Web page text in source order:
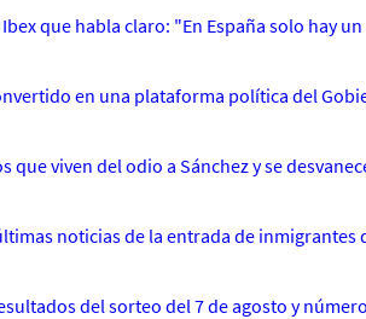
Ibex que habla claro: "En España solo hay
en una plataforma política del
que viven del odio a Sánchez y se
noticias de la entrada de inmigrantes
del sorteo del 7 de agosto y